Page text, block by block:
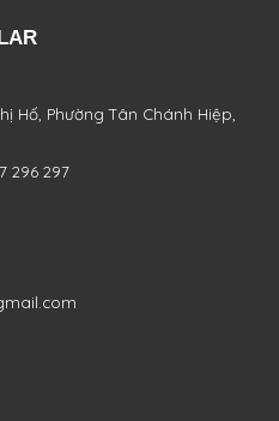
Hố, PhườngTân Chánh Hiệp,
296 297